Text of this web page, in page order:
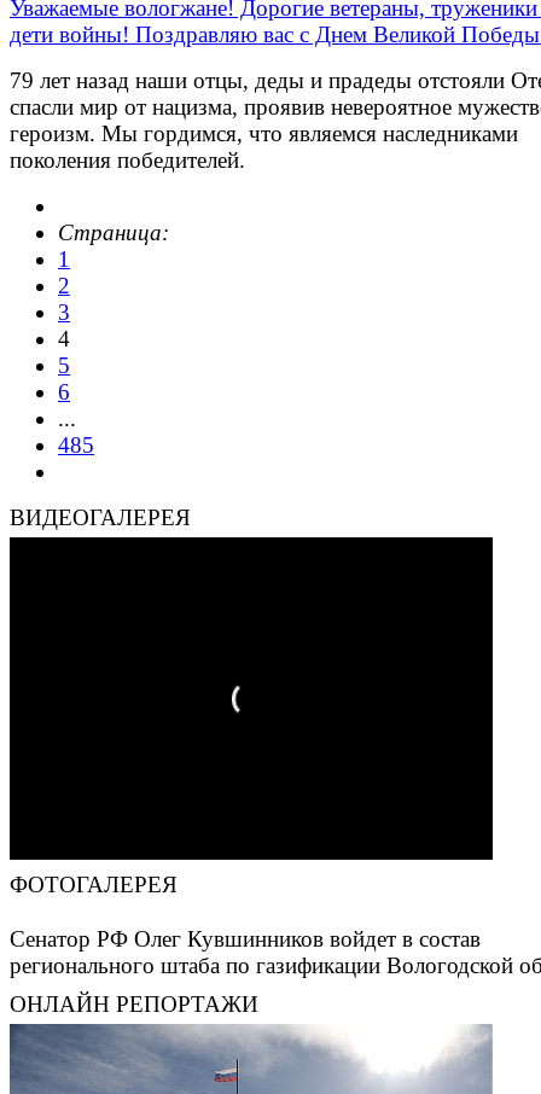
Уважаемые вологжане! Дорогие ветераны,
дети войны! Поздравляю вас с Днем Великой
79 лет назад наши отцы, деды и прадеды отстояли
спасли мир от нацизма, проявив невероятное
героизм. Мы гордимся, что являемся наследниками
поколения победителей.
Страница:
1
2
3
4
5
6
...
485
ВИДЕОГАЛЕРЕЯ
ФОТОГАЛЕРЕЯ
Сенатор РФ Олег Кувшинников войдет в состав
регионального штаба по газификации Вологодской
ОНЛАЙН РЕПОРТАЖИ